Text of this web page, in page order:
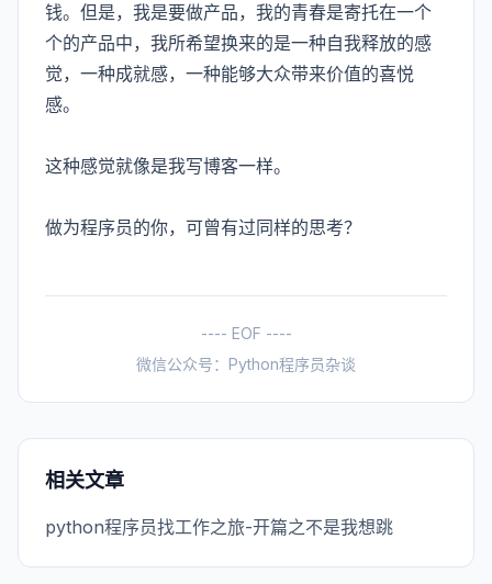
钱。但是，我是要做产品，我的青春是寄托在一个
个的产品中，我所希望换来的是一种自我释放的感
觉，一种成就感，一种能够大众带来价值的喜悦
感。
这种感觉就像是我写博客一样。
做为程序员的你，可曾有过同样的思考？
---- EOF ----
微信公众号：Python程序员杂谈
相关文章
python程序员找工作之旅-开篇之不是我想跳